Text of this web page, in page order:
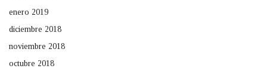
enero 2019
diciembre 2018
noviembre 2018
octubre 2018